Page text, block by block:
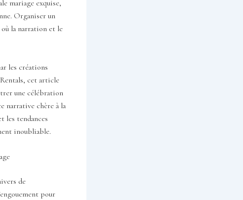
mariage exquise,
Organiser un
la narration et le
les créations
cet article
une célébration
narrative chère à la
les tendances
inoubliable.
de
pour